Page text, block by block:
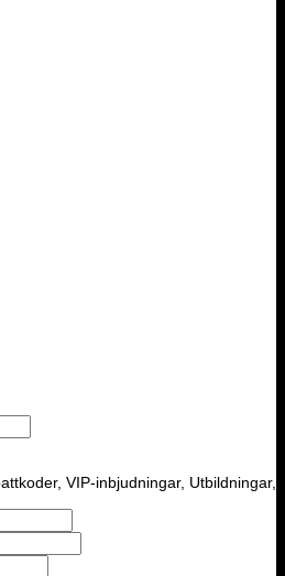
VIP-inbjudningar, Utbildningar,